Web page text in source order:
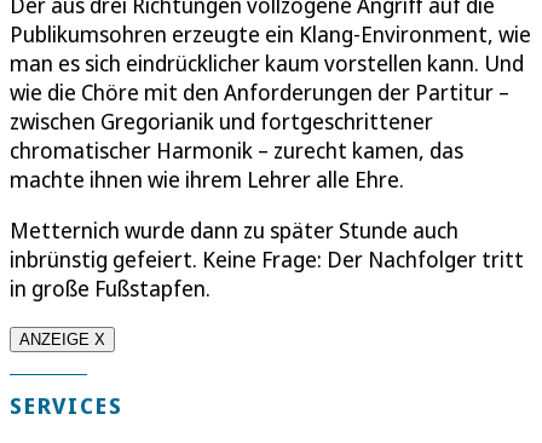
Publikumsohren erzeugte ein Klang-Environment, wie
man es sich eindrücklicher kaum vorstellen kann. Und
wie die Chöre mit den Anforderungen der Partitur –
zwischen Gregorianik und fortgeschrittener
chromatischer Harmonik – zurecht kamen, das
machte ihnen wie ihrem Lehrer alle Ehre.
Metternich wurde dann zu später Stunde auch
inbrünstig gefeiert. Keine Frage: Der Nachfolger tritt
in große Fußstapfen.
ANZEIGE X
SERVICES